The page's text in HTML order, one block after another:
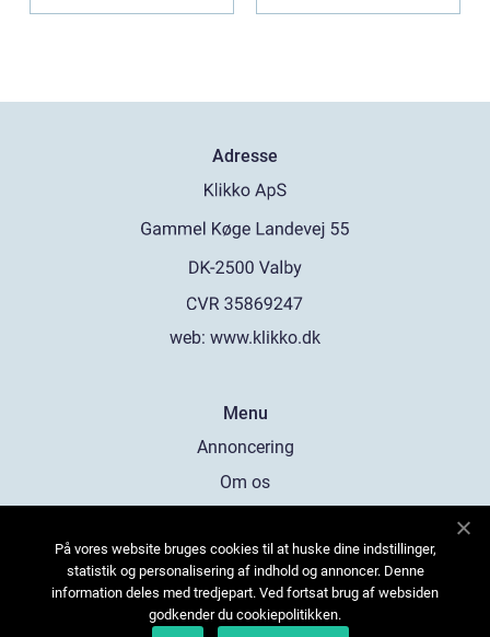
Adresse
web: www.klikko.dk
Menu
Annoncering
Om os
Kontakt os
Sitemap
På vores website bruges cookies til at huske dine indstillinger,
statistik og personalisering af indhold og annoncer. Denne
information deles med tredjepart. Ved fortsat brug af websiden
godkender du cookiepolitikken.